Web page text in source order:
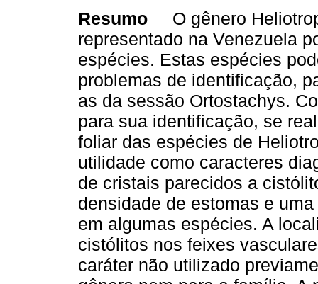
Resumo O gênero
representado na Venezuela
espécies. Estas espécies
problemas de identificação,
as da sessão Ortostachys.
para sua identificação, se
foliar das espécies de
utilidade como caracteres
de cristais parecidos a
densidade de estomas e
em algumas espécies. A
cistólitos nos feixes
caráter não utilizado